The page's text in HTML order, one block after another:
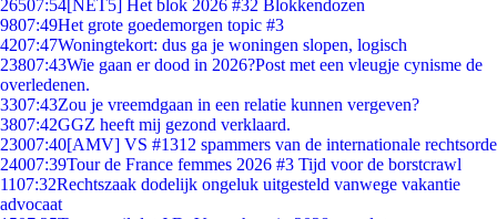
26507:54[NET5] Het blok 2026 #32 Blokkendozen
9807:49Het grote goedemorgen topic #3
4207:47Woningtekort: dus ga je woningen slopen, logisch
23807:43Wie gaan er dood in 2026?Post met een vleugje cynisme de
overledenen.
3307:43Zou je vreemdgaan in een relatie kunnen vergeven?
3807:42GGZ heeft mij gezond verklaard.
23007:40[AMV] VS #1312 spammers van de internationale rechtsorde
24007:39Tour de France femmes 2026 #3 Tijd voor de borstcrawl
1107:32Rechtszaak dodelijk ongeluk uitgesteld vanwege vakantie
advocaat